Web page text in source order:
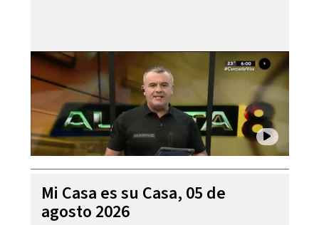
Mi Casa es su Casa, 05 de
agosto 2026